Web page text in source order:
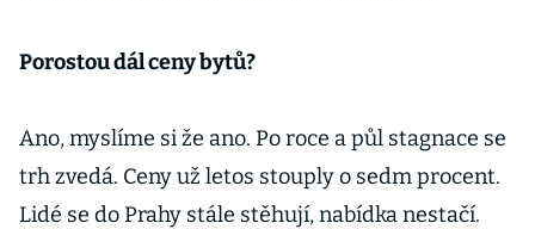
Porostou dál ceny bytů?
Ano, myslíme si že ano. Po roce a půl stagnace se
trh zvedá. Ceny už letos stouply o sedm procent.
Lidé se do Prahy stále stěhují, nabídka nestačí.